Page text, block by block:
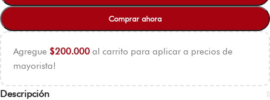
Comprar ahora
Agregue $200.000 al carrito para aplicar a precios de
mayorista!
Descripción